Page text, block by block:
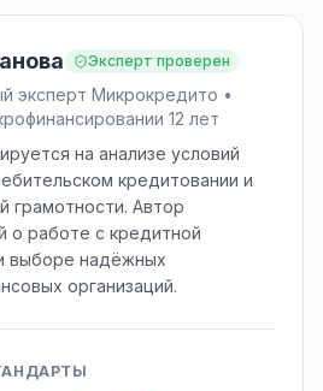
Эксперт проверен
эксперт Микрокредито •
12 лет
на анализе условий
кредитовании и
грамотности. Автор
о работе с кредитной
выборе надёжных
организаций.